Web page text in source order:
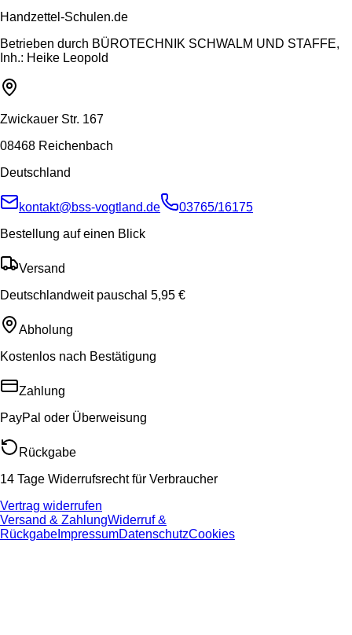
Handzettel-Schulen.de
Betrieben durch BÜROTECHNIK SCHWALM UND STAFFE,
Inh.: Heike Leopold
Zwickauer Str. 167
08468 Reichenbach
Deutschland
kontakt@bss-vogtland.de
03765/16175
Bestellung auf einen Blick
Versand
Deutschlandweit pauschal 5,95 €
Abholung
Kostenlos nach Bestätigung
Zahlung
PayPal oder Überweisung
Rückgabe
14 Tage Widerrufsrecht für Verbraucher
Vertrag widerrufen
Versand & ZahlungWiderruf &
Rückgabe ImpressumDatenschutzCookies